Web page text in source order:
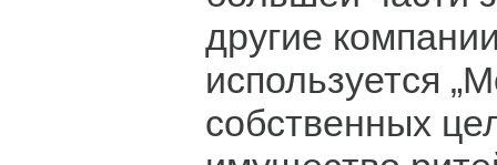
другие
используется
собственных